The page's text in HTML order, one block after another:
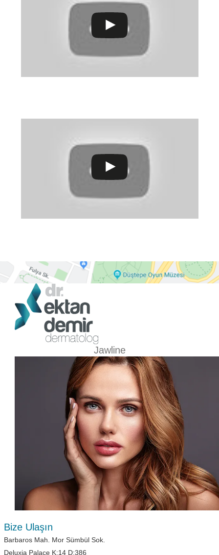
Jawline
Bize Ulaşın
Barbaros Mah. Mor Sümbül Sok.
Deluxia Palace K:14 D:386